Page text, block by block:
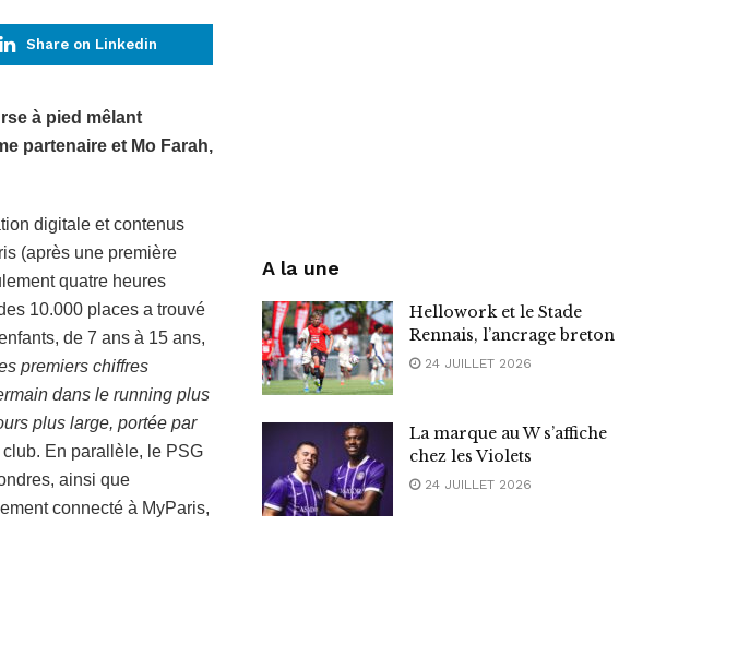
Share on Linkedin
à pied mêlant
partenaire et Mo Farah,
digitale et contenus
(après une première
quatre heures
10.000 places a trouvé
de 7 ans à 15 ans,
premiers chiffres
dans le running plus
plus large, portée par
En parallèle, le PSG
ainsi que
connecté à MyParis,
A la une
Hellowork et le Stade
Rennais, l’ancrage breton
24 JUILLET 2026
La marque au W s’affiche
chez les Violets
24 JUILLET 2026